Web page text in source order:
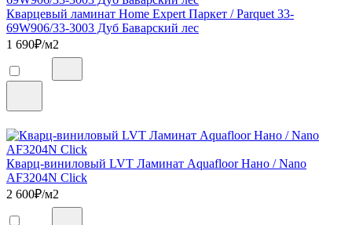
Кварцевый ламинат Home Expert Паркет / Parquet 33-
69W906/33-3003 Дуб Баварский лес
1 690₽/м2
Кварц-виниловый LVT Ламинат Aquafloor Нано / Nano
AF3204N Click
2 600₽/м2